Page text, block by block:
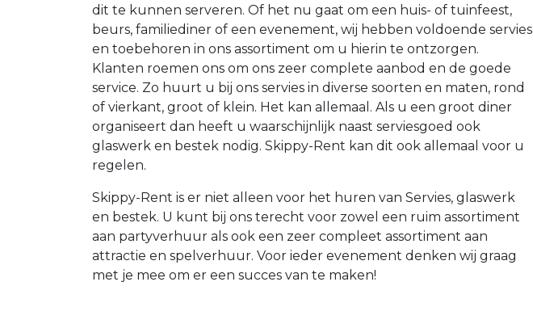
dit te kunnen serveren. Of het nu gaat om een huis- of tuinfeest,
beurs, familiediner of een evenement, wij hebben voldoende servies
en toebehoren in ons assortiment om u hierin te ontzorgen.
Klanten roemen ons om ons zeer complete aanbod en de goede
service. Zo huurt u bij ons servies in diverse soorten en maten, rond
of vierkant, groot of klein. Het kan allemaal. Als u een groot diner
organiseert dan heeft u waarschijnlijk naast serviesgoed ook
glaswerk en bestek nodig. Skippy-Rent kan dit ook allemaal voor u
regelen.
Skippy-Rent is er niet alleen voor het huren van Servies, glaswerk
en bestek. U kunt bij ons terecht voor zowel een ruim assortiment
aan partyverhuur als ook een zeer compleet assortiment aan
attractie en spelverhuur. Voor ieder evenement denken wij graag
met je mee om er een succes van te maken!